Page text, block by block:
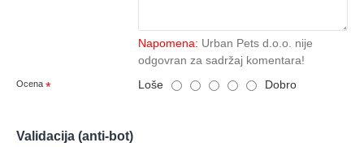
Napomena: Urban Pets d.o.o. nije
odgovran za sadržaj komentara!
Ocena Loše Dobro
Validacija (anti-bot)